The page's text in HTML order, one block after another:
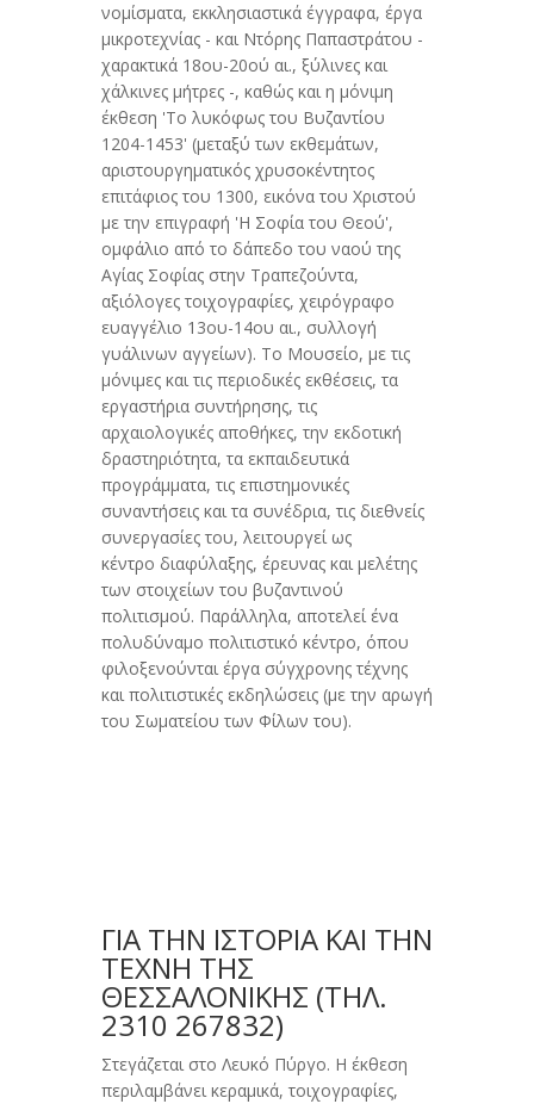
νομίσματα, εκκλησιαστικά έγγραφα, έργα
μικροτεχνίας - και Ντόρης Παπαστράτου -
χαρακτικά 18ου-20ού αι., ξύλινες και
χάλκινες μήτρες -, καθώς και η μόνιμη
έκθεση 'Το λυκόφως του Βυζαντίου
1204-1453' (μεταξύ των εκθεμάτων,
αριστουργηματικός χρυσοκέντητος
επιτάφιος του 1300, εικόνα του Χριστού
με την επιγραφή 'Η Σοφία του Θεού',
ομφάλιο από το δάπεδο του ναού της
Αγίας Σοφίας στην Τραπεζούντα,
αξιόλογες τοιχογραφίες, χειρόγραφο
ευαγγέλιο 13ου-14ου αι., συλλογή
γυάλινων αγγείων). Το Μουσείο, με τις
μόνιμες και τις περιοδικές εκθέσεις, τα
εργαστήρια συντήρησης, τις
αρχαιολογικές αποθήκες, την εκδοτική
δραστηριότητα, τα εκπαιδευτικά
προγράμματα, τις επιστημονικές
συναντήσεις και τα συνέδρια, τις διεθνείς
συνεργασίες του, λειτουργεί ως
κέντρο διαφύλαξης, έρευνας και μελέτης
των στοιχείων του βυζαντινού
πολιτισμού. Παράλληλα, αποτελεί ένα
πολυδύναμο πολιτιστικό κέντρο, όπου
φιλοξενούνται έργα σύγχρονης τέχνης
και πολιτιστικές εκδηλώσεις (με την αρωγή
του Σωματείου των Φίλων του).
ΓΙΑ ΤΗΝ ΙΣΤΟΡΙΑ ΚΑΙ ΤΗΝ
ΤΕΧΝΗ ΤΗΣ
ΘΕΣΣΑΛΟΝΙΚΗΣ (ΤΗΛ.
2310 267832)
Στεγάζεται στο Λευκό Πύργο. Η έκθεση
περιλαμβάνει κεραμικά, τοιχογραφίες,